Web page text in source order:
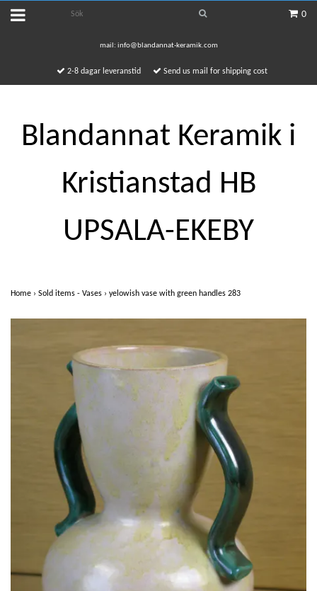
0
mail: info@blandannat-keramik.com
2-8 dagar leveranstid Send us mail for shipping cost
Blandannat Keramik i
Kristianstad HB
UPSALA-EKEBY
Home › Sold items - Vases › yelowish vase with green handles 283